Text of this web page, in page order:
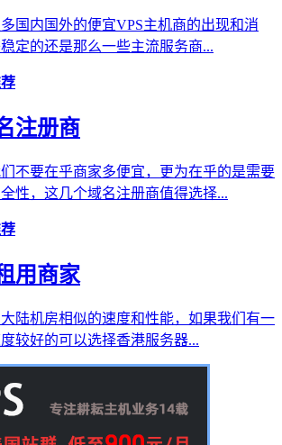
国内国外的便宜VPS主机商的出现和消
定的还是那么一些主流服务商...
注册商
不要在乎商家多便宜，更为在乎的是需要
性，这几个域名注册商值得选择...
用商家
陆机房相似的速度和性能，如果我们有一
较好的可以选择香港服务器...